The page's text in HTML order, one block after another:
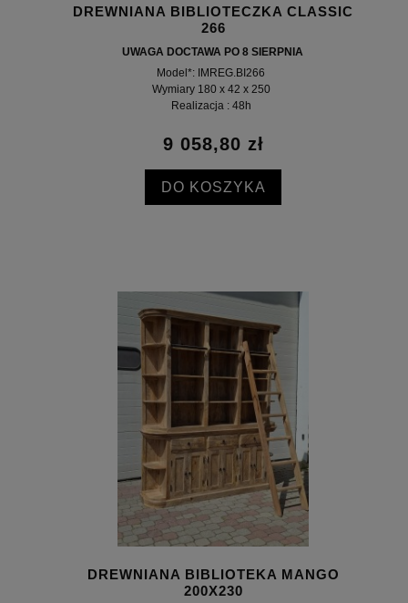
DREWNIANA BIBLIOTECZKA CLASSIC
266
UWAGA DOCTAWA PO 8 SIERPNIA
Model*: IMREG.BI266
Wymiary 180 x 42 x 250
Realizacja : 48h
9 058,80 zł
DO KOSZYKA
DREWNIANA BIBLIOTEKA MANGO
200X230